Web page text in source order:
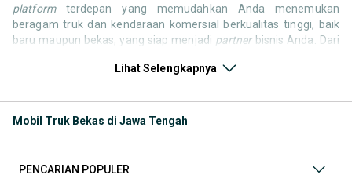
platformterdepan yang memudahkan Anda menemukan
beragam truk dan kendaraan komersial berkualitas tinggi, baik
baru maupun bekas, yang siap menjadi partnerbisnis Anda. Dari
logistik berat, kami punya segalanya. Jelajahi sekarang dan
kebutuhan, skala bisnis, danbudgetAnda!
Memilih truk & kendaraan komersial yang tepat sangat krusial
truckuntuk proyek konstruksi, atau
untuk pengiriman
Lihat Selengkapnya
Mobil Truk Bekas di Jawa Tengah
PENCARIAN POPULER